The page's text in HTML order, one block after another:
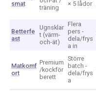
smat
träning
× 5 lådor
Betterfe
ast
Ugnsklar
t (värm-
och-ät)
Flera
pers -
dela/frys
a in
Matkomf
ort
Premium
/kockför
berett
Större
batch -
dela/frys
a